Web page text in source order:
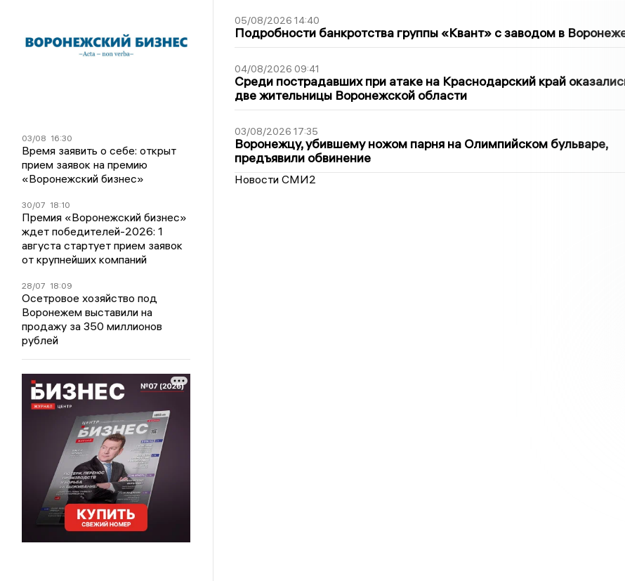
03/08 16:30
Время заявить о себе: открыт
прием заявок на премию
«Воронежский бизнес»
30/07 18:10
Премия «Воронежский бизнес»
ждет победителей-2026: 1
августа стартует прием заявок
от крупнейших компаний
28/07 18:09
Осетровое хозяйство под
Воронежем выставили на
продажу за 350 миллионов
рублей
05/08/2026 14:40
Подробности банкротства группы «Квант» с заводом в
04/08/2026 09:41
Среди пострадавших при атаке на Краснодарский край
две жительницы Воронежской области
03/08/2026 17:35
Воронежцу, убившему ножом парня на Олимпийском бульваре,
предъявили обвинение
Новости СМИ2